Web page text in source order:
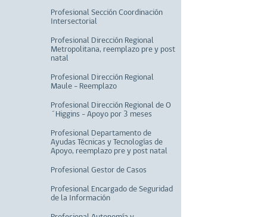
Profesional Sección Coordinación
Intersectorial
Profesional Dirección Regional
Metropolitana, reemplazo pre y post
natal
Profesional Dirección Regional
Maule - Reemplazo
Profesional Dirección Regional de O
´Higgins - Apoyo por 3 meses
Profesional Departamento de
Ayudas Técnicas y Tecnologías de
Apoyo, reemplazo pre y post natal
Profesional Gestor de Casos
Profesional Encargado de Seguridad
de la Información